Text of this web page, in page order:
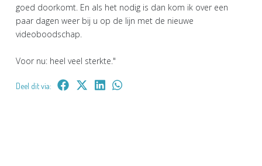
goed doorkomt. En als het nodig is dan kom ik over een
paar dagen weer bij u op de lijn met de nieuwe
videoboodschap.
Voor nu: heel veel sterkte."
Deel dit via: